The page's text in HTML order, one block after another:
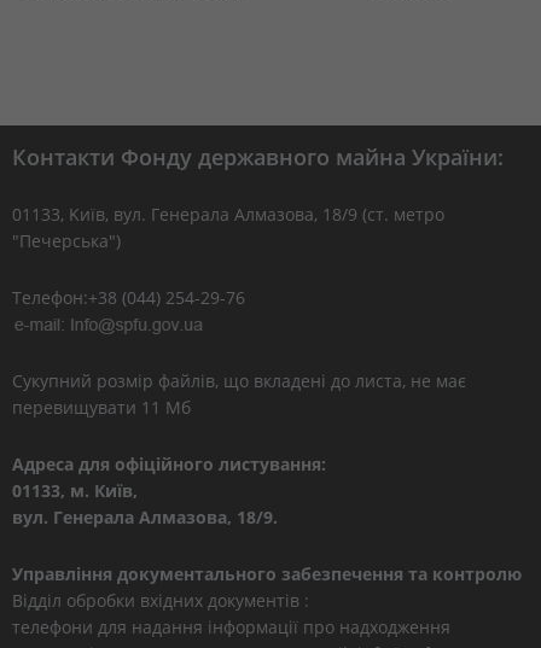
Контакти Фонду державного майна України:
01133, Kиїв, вул. Генерала Алмазова, 18/9 (ст. метро
"Печерська")
Телефон:+38 (044) 254-29-76
Сукупний розмір файлів, що вкладені до листа, не має
перевищувати 11 Мб
Адреса для офіційного листування:
01133, м. Київ,
вул. Генерала Алмазова, 18/9.
Управління документального забезпечення та контролю
Відділ обробки вхідних документів :
телефони для надання інформації про надходження